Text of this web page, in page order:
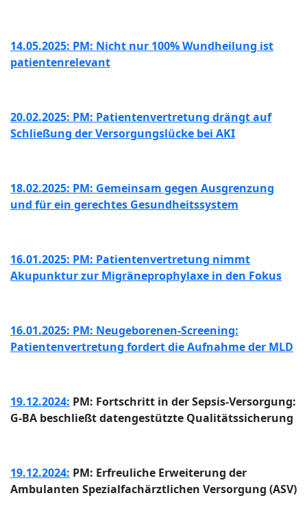
14.05.2025: PM: Nicht nur 100% Wundheilung ist
patientenrelevant
20.02.2025: PM: Patientenvertretung drängt auf
Schließung der Versorgungslücke bei AKI
18.02.2025: PM: Gemeinsam gegen Ausgrenzung
und für ein gerechtes Gesundheitssystem
16.01.2025: PM: Patientenvertretung nimmt
Akupunktur zur Migräneprophylaxe in den Fokus
16.01.2025: PM: Neugeborenen-Screening:
Patientenvertretung fordert die Aufnahme der MLD
19.12.2024: PM: Fortschritt in der Sepsis-Versorgung:
G-BA beschließt datengestützte Qualitätssicherung
19.12.2024: PM: Erfreuliche Erweiterung der
Ambulanten Spezialfachärztlichen Versorgung (ASV)